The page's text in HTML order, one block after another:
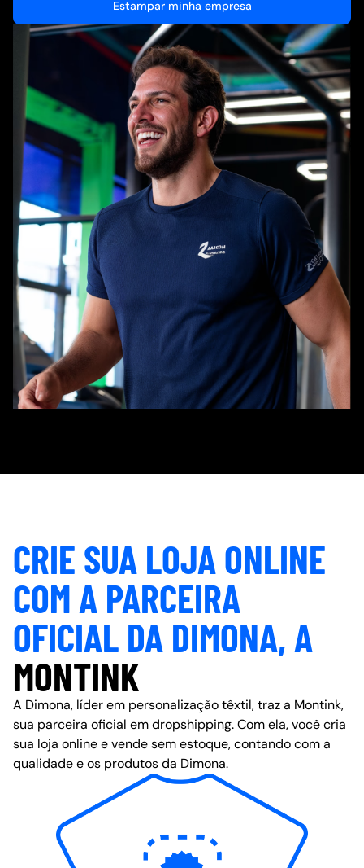
Estampar minha empresa
CRIE SUA LOJA ONLINE
COM A PARCEIRA
OFICIAL DA DIMONA, A
MONTINK
A Dimona, líder em personalização têxtil, traz a Montink,
sua parceira oficial em dropshipping. Com ela, você cria
sua loja online e vende sem estoque, contando com a
qualidade e os produtos da Dimona.